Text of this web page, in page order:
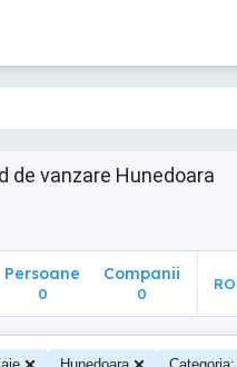
de vanzare Hunedoara
Persoane
0
Companii
0